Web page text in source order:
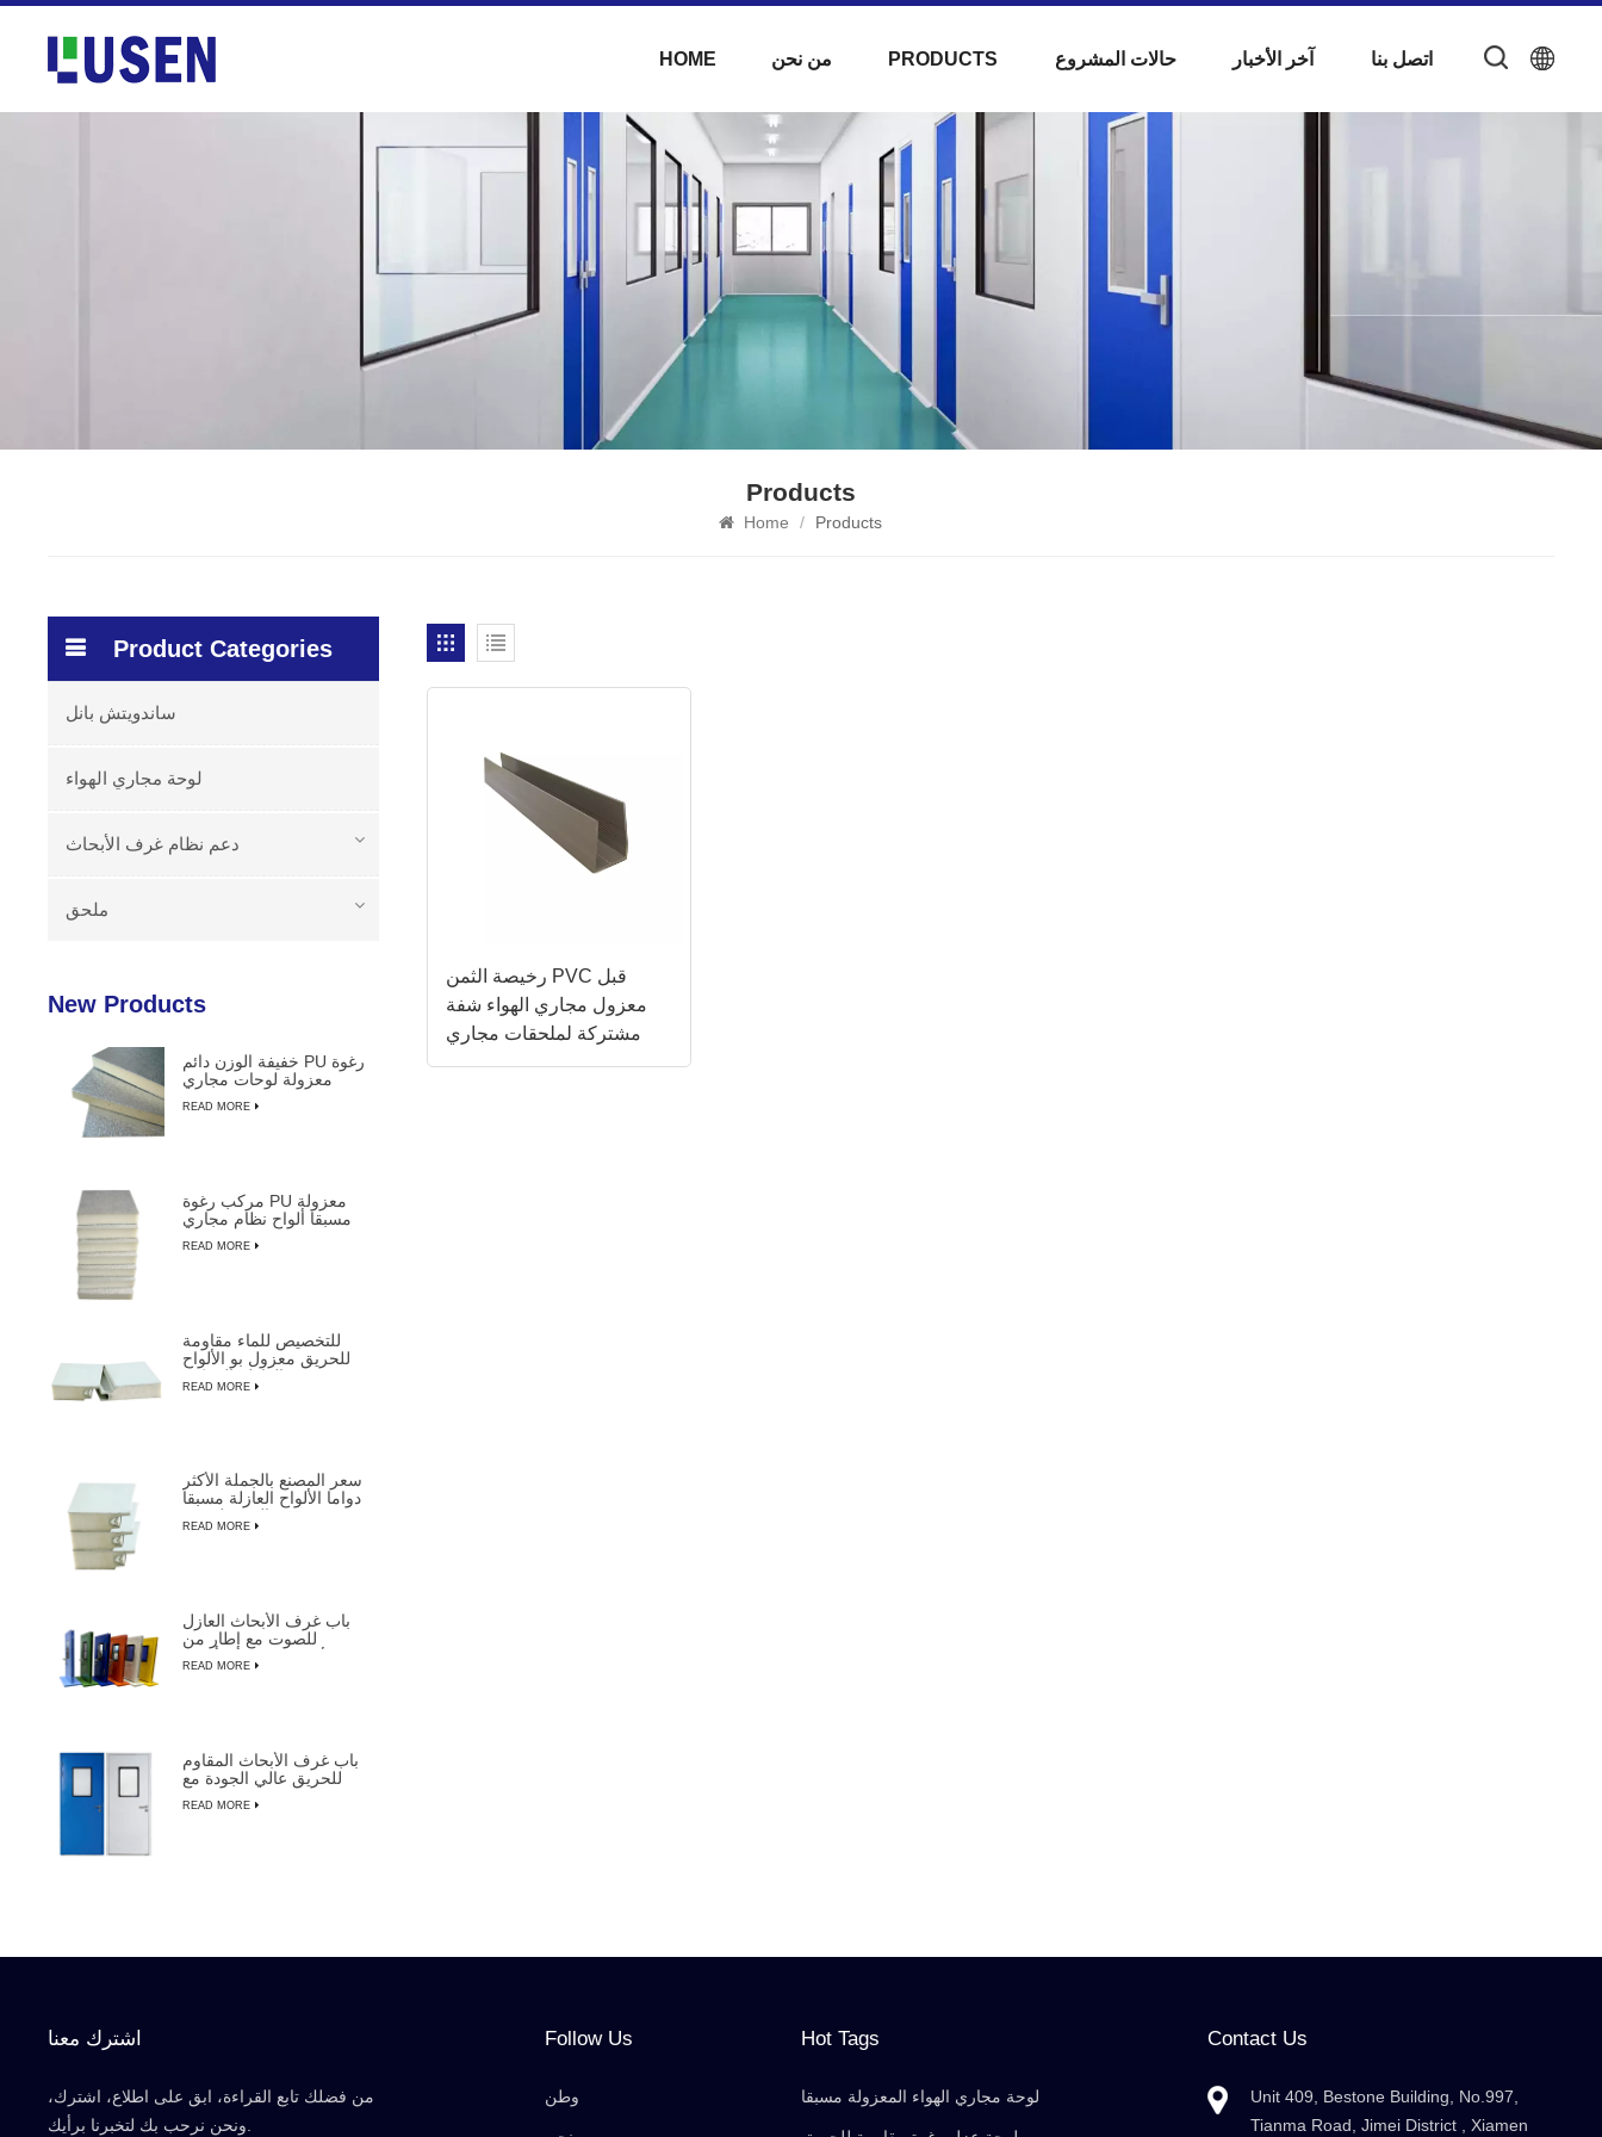
HOME من نحن PRODUCTS حالات المشروع آخر الأخبار اتصل بنا
Products
Home / Products
رخيصة الثمن PVC قبل
معزول مجاري الهواء شفة
مشتركة لملحقات مجاري
الهواء HVAC
Product Categories
ساندويتش بانل
لوحة مجاري الهواء
دعم نظام غرف الأبحاث
ملحق
New Products
خفيفة الوزن دائم PU رغوة
معزولة لوحات مجاري
الهواء
READ MORE
مركب رغوة PU معزولة
مسبقا ألواح نظام مجاري
READ MORE
للتخصيص للماء مقاومة
للحريق معزول بو الألواح
العازلة المركبة
READ MORE
سعر المصنع بالجملة الأكثر
دواما الألواح العازلة مسبقا
READ MORE
باب غرف الأبحاث العازل
للصوت مع إطار من
الألومنيوم لتصنيع أشباه
الموصلات
READ MORE
باب غرف الأبحاث المقاوم
للحريق عالي الجودة مع
READ MORE
اشترك معنا
من فضلك تابع القراءة، ابق على اطلاع، اشترك،
ونحن نرحب بك لتخبرنا برأيك.
Follow Us
وطن
Hot Tags
لوحة مجاري الهواء المعزولة مسبقا
Contact Us
Unit 409, Bestone Building, No.997,
Tianma Road, Jimei District , Xiamen